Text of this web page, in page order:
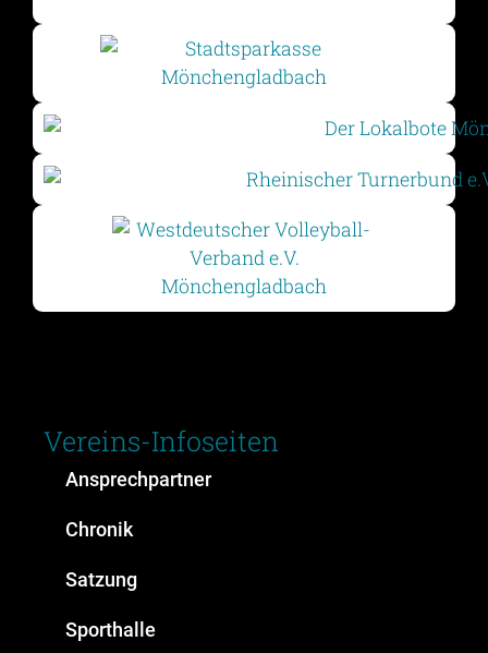
Vereins-Infoseiten
Ansprechpartner
Chronik
Satzung
Sporthalle